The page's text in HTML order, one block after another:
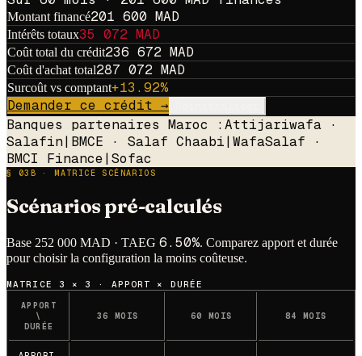
Montant financé201 600 MAD
Intérêts totaux35 072 MAD
Coût total du crédit236 672 MAD
Coût d'achat total287 072 MAD
Surcoût vs comptant+13.92%
Demander ce crédit →
Banques partenaires Maroc :Attijariwafa ·
Salafin| BMCE · Salaf Chaabi| WafaSalaf ·
BMCI Finance| Sofac
§ 03B · MATRICE SCÉNARIOS
Scénarios pré-calculés
Base 252 000 MAD · TAEG 6.50%. Comparez apport et durée
pour choisir la configuration la moins coûteuse.
MATRICE 3 × 3 · APPORT × DURÉE
APPORT
\
DURÉE
36 MOIS 60 MOIS 84 MOIS